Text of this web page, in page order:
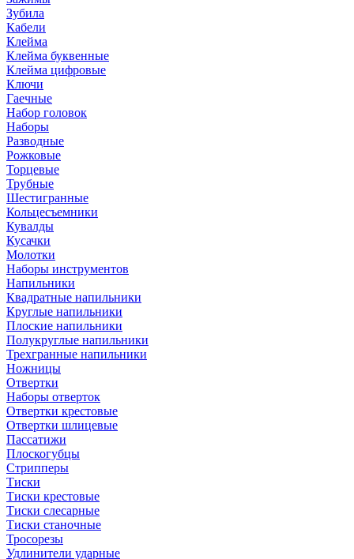
Зубила
Кабели
Клейма
Клейма буквенные
Клейма цифровые
Ключи
Гаечные
Набор головок
Наборы
Разводные
Рожковые
Торцевые
Трубные
Шестигранные
Кольцесъемники
Кувалды
Кусачки
Молотки
Наборы инструментов
Напильники
Квадратные напильники
Круглые напильники
Плоские напильники
Полукруглые напильники
Трехгранные напильники
Ножницы
Отвертки
Наборы отверток
Отвертки крестовые
Отвертки шлицевые
Пассатижи
Плоскогубцы
Стрипперы
Тиски
Тиски крестовые
Тиски слесарные
Тиски станочные
Тросорезы
Удлинители ударные